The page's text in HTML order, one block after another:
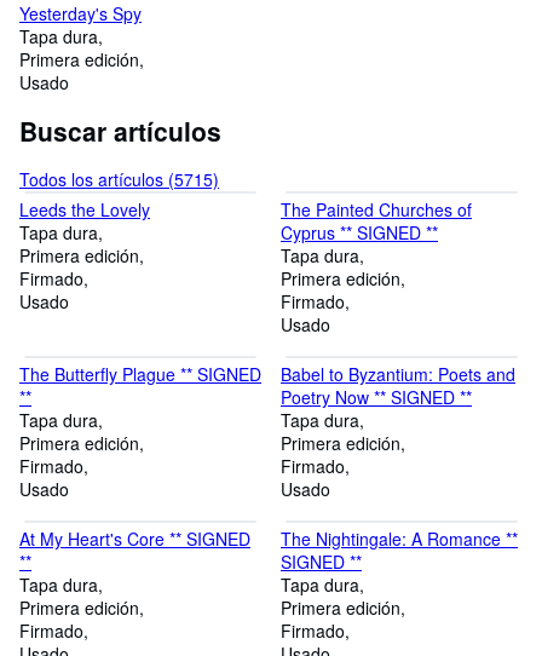
Yesterday's Spy
Tapa dura
Primera edición
Usado
Buscar artículos
Todos los artículos (5715)
Leeds the Lovely
Tapa dura
Primera edición
Firmado
Usado
The Painted Churches of
Cyprus ** SIGNED **
Tapa dura
Primera edición
Firmado
Usado
The Butterfly Plague ** SIGNED
**
Tapa dura
Primera edición
Firmado
Usado
Babel to Byzantium: Poets and
Poetry Now ** SIGNED **
Tapa dura
Primera edición
Firmado
Usado
At My Heart's Core ** SIGNED
**
Tapa dura
Primera edición
Firmado
The Nightingale: A Romance **
SIGNED **
Tapa dura
Primera edición
Firmado